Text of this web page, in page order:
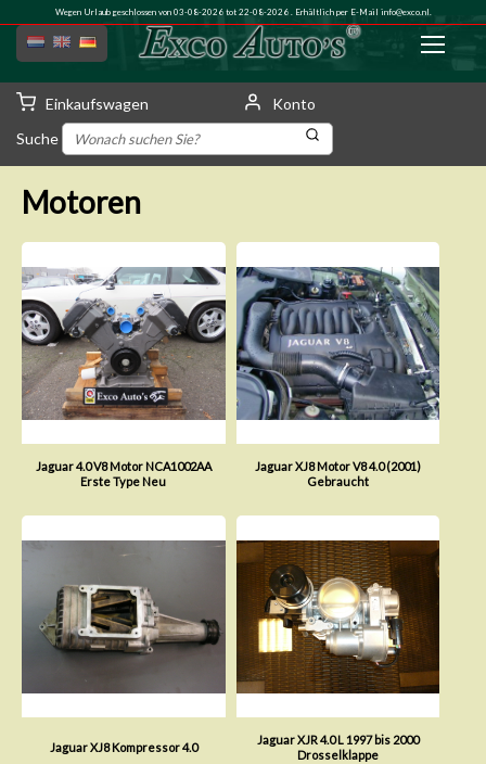
Wegen Urlaub geschlossen von 03-08-2026 tot 22-08-2026 . Erhältlich per E-Mail info@exco.nl.
Einkaufswagen
Konto
Suche
Motoren
Jaguar 4.0 V8 Motor NCA1002AA
Erste Type Neu
Jaguar XJ8 Motor V8 4.0 (2001)
Gebraucht
Jaguar XJ8 Kompressor 4.0
Jaguar XJR 4.0 L 1997 bis 2000
Drosselklappe